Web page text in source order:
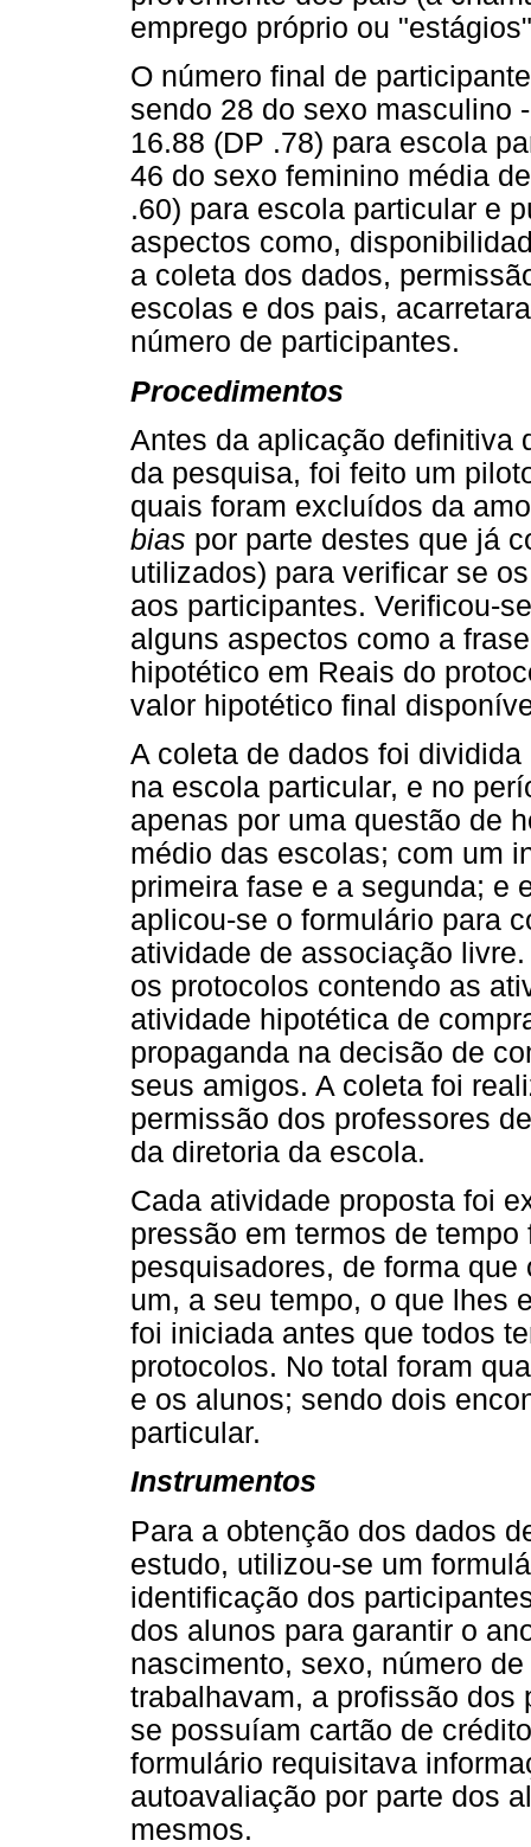
emprego próprio ou
O número final de
sendo 28 do sexo masculino
16.88 (DP .78) para escola
46 do sexo feminino média
.60) para escola particular e
aspectos como,
a coleta dos dados,
escolas e dos pais,
número de participantes.
Procedimentos
Antes da aplicação definitiva
da pesquisa, foi feito um
quais foram excluídos da
bias por parte destes que já
utilizados) para verificar se
aos participantes. Verificou-
alguns aspectos como a
hipotético em Reais do
valor hipotético final
A coleta de dados foi
na escola particular, e no
apenas por uma questão de
médio das escolas; com um
primeira fase e a segunda; e
aplicou-se o formulário para
atividade de associação
os protocolos contendo as
atividade hipotética de
propaganda na decisão de
seus amigos. A coleta foi
permissão dos professores
da diretoria da escola.
Cada atividade proposta foi
pressão em termos de
pesquisadores, de forma
um, a seu tempo, o que lhes
foi iniciada antes que todos
protocolos. No total foram
e os alunos; sendo dois
particular.
Instrumentos
Para a obtenção dos dados
estudo, utilizou-se um
identificação dos
dos alunos para garantir o
nascimento, sexo, número
trabalhavam, a profissão
se possuíam cartão de
formulário requisitava
autoavaliação por parte dos
mesmos.